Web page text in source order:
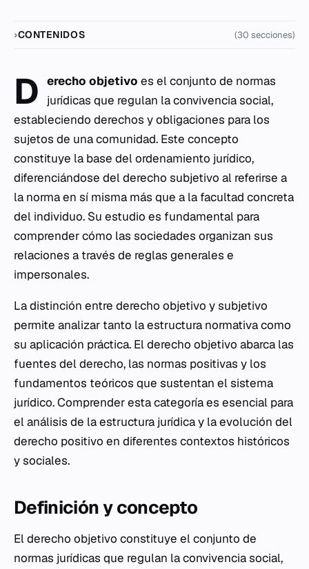
CONTENIDOS (30 secciones)
D erecho objetivo es el conjunto de normas
jurídicas que regulan la convivencia social,
estableciendo derechos y obligaciones para los
sujetos de una comunidad. Este concepto
constituye la base del ordenamiento jurídico,
diferenciándose del derecho subjetivo al referirse a
la norma en sí misma más que a la facultad concreta
del individuo. Su estudio es fundamental para
comprender cómo las sociedades organizan sus
relaciones a través de reglas generales e
impersonales.
La distinción entre derecho objetivo y subjetivo
permite analizar tanto la estructura normativa como
su aplicación práctica. El derecho objetivo abarca las
fuentes del derecho, las normas positivas y los
fundamentos teóricos que sustentan el sistema
jurídico. Comprender esta categoría es esencial para
el análisis de la estructura jurídica y la evolución del
derecho positivo en diferentes contextos históricos
y sociales.
Definición y concepto
El derecho objetivo constituye el conjunto de
normas jurídicas que regulan la convivencia social,